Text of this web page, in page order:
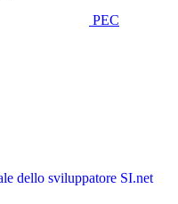
PEC
SI.net